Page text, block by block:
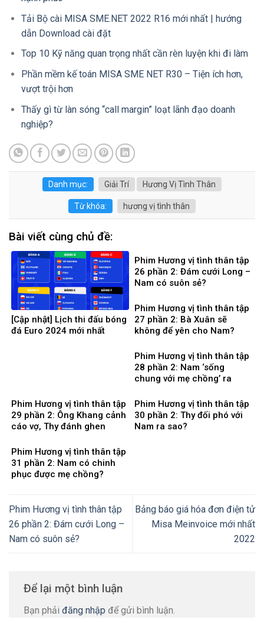
Tải Bộ cài MISA SME.NET 2022 R16 mới nhất | hướng
dẫn Download cài đặt
Top 10 Kỹ năng quan trọng nhất cần rèn luyện khi đi làm
Phần mềm kế toán MISA SME NET R30 – Tiện ích hơn,
vượt trội hơn
Thấy gì từ làn sóng “call margin” loạt lãnh đạo doanh
nghiệp?
Danh mục: Giải Trí Hương Vị Tình Thân
Từ khóa: hương vị tình thân
Bài viết cùng chủ đề:
[Cập nhật] Lịch thi đấu bóng
đá Euro 2024 mới nhất
Phim Hương vị tình thân tập
26 phần 2: Đám cưới Long –
Nam có suôn sẻ?
Phim Hương vị tình thân tập
27 phần 2: Bà Xuân sẽ
không để yên cho Nam?
Phim Hương vị tình thân tập
28 phần 2: Nam ‘sống
chung với mẹ chồng’ ra
Phim Hương vị tình thân tập
29 phần 2: Ông Khang cảnh
cáo vợ, Thy đánh ghen
Phim Hương vị tình thân tập
30 phần 2: Thy đối phó với
Nam ra sao?
Phim Hương vị tình thân tập
31 phần 2: Nam có chinh
phục được mẹ chồng?
Phim Hương vị tình thân tập
26 phần 2: Đám cưới Long –
Nam có suôn sẻ?
Bảng báo giá hóa đơn điện tử
Misa Meinvoice mới nhất
2022
Để lại một bình luận
Bạn phải đăng nhập để gửi bình luận.